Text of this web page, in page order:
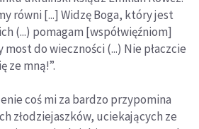
równi [...] Widzę Boga, który jest
(...) pomagam [współwięźniom]
do wieczności (...) Nie płaczcie
ze mną!”.
coś mi za bardzo przypomina
złodziejaszków, uciekających ze